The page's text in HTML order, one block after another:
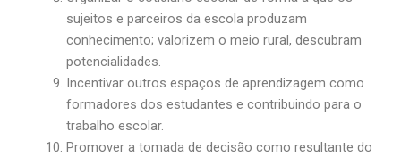
sujeitos e parceiros da escola produzam
conhecimento; valorizem o meio rural, descubram
potencialidades.
Incentivar outros espaços de aprendizagem como
formadores dos estudantes e contribuindo para o
trabalho escolar.
Promover a tomada de decisão como resultante do